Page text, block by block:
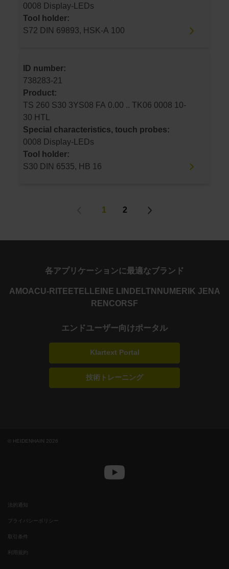
0008 Display-LEDs
Tool holder:
S72 DIN 69893, HSK-A 100
ID number:
738283-21
Product:
TS 260 S30 3YS08 FA 0.00 .. TK06 0008 10-
30 HTL
Special characteristics, touch probes:
0008 Display-LEDs
Tool holder:
S30 DIN 6535, HB 16
1 2
各アプリケーションに最適なブランド
AMOACU-RITE ETEL LEINE LINDE LTN NUMERIK JENA
RENCORSF
エンドユーザー向けポータル
Klartext Portal
技術トレーニング
© HEIDENHAIN 2026
法的通知
プライバシーポリシー
取引条件
利用規約